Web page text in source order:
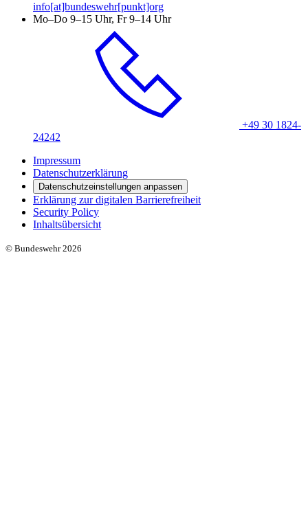
info[at]bundeswehr[punkt]org
Mo–Do 9–15 Uhr, Fr 9–14 Uhr
+49 30 1824-
24242
Impressum
Datenschutzerklärung
Datenschutzeinstellungen anpassen
Erklärung zur digitalen Barrierefreiheit
Security Policy
Inhaltsübersicht
© Bundeswehr 2026